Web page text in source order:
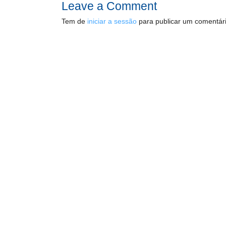
Leave a Comment
Tem de iniciar a sessão para publicar um